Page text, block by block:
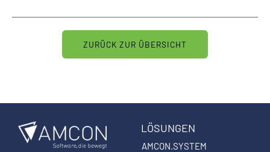
ZURÜCK ZUR ÜBERSICHT
LÖSUNGEN
AMCON.SYSTEM